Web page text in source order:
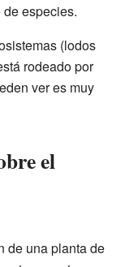
especies.
(lodos
rodeado por
ver es muy
el
de una planta de